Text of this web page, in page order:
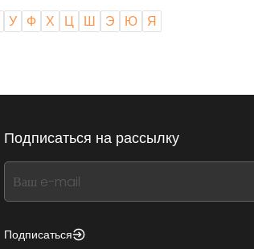
У Ф Х Ц Ш Э Ю Я
Подписаться на рассылку
If
you
this,
Подписаться